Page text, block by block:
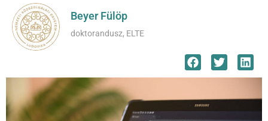
Beyer Fülöp
doktorandusz, ELTE